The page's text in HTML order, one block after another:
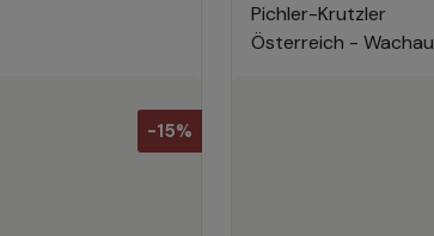
-15%
Pichler-Krutzler
Österreich - Wachau